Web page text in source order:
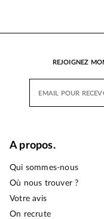
REJOIGNEZ
A propos.
Qui sommes-nous
Où nous trouver ?
Votre avis
On recrute